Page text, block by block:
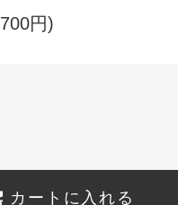
円)
カートに入れる